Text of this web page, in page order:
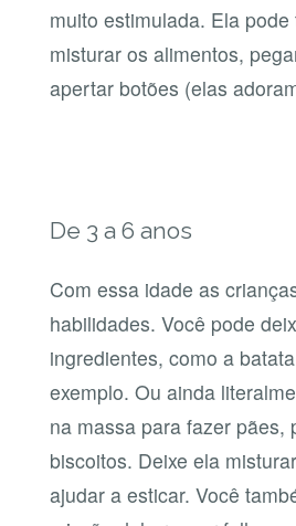
muito estimulada. Ela
misturar os alimentos,
apertar botões (elas
De 3 a 6 anos
Com essa idade as
habilidades. Você pode
ingredientes, como a
exemplo. Ou ainda
na massa para fazer pães,
biscoitos. Deixe ela
ajudar a esticar. Você